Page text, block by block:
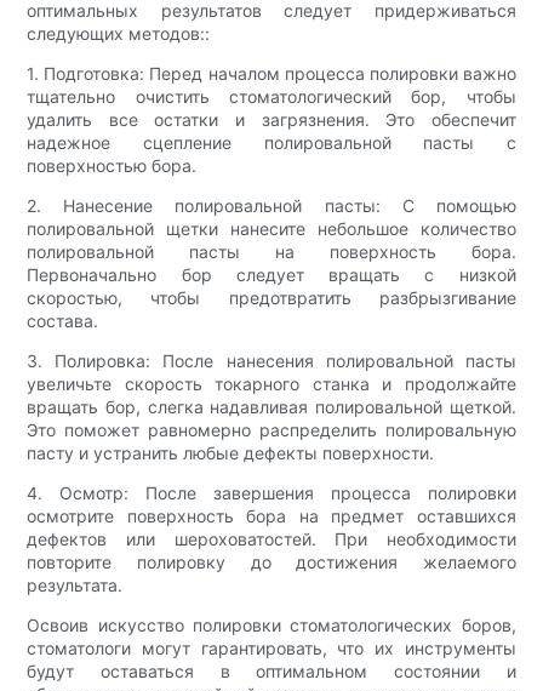
оптимальных результатов следует придерживаться
следующих методов::
1. Подготовка: Перед началом процесса полировки важно
тщательно очистить стоматологический бор, чтобы
удалить все остатки и загрязнения. Это обеспечит
надежное сцепление полировальной пасты с
поверхностью бора.
2. Нанесение полировальной пасты: С помощью
полировальной щетки нанесите небольшое количество
полировальной пасты на поверхность бора.
Первоначально бор следует вращать с низкой
скоростью, чтобы предотвратить разбрызгивание
состава.
3. Полировка: После нанесения полировальной пасты
увеличьте скорость токарного станка и продолжайте
вращать бор, слегка надавливая полировальной щеткой.
Это поможет равномерно распределить полировальную
пасту и устранить любые дефекты поверхности.
4. Осмотр: После завершения процесса полировки
осмотрите поверхность бора на предмет оставшихся
дефектов или шероховатостей. При необходимости
повторите полировку до достижения желаемого
результата.
Освоив искусство полировки стоматологических боров,
стоматологи могут гарантировать, что их инструменты
будут оставаться в оптимальном состоянии и